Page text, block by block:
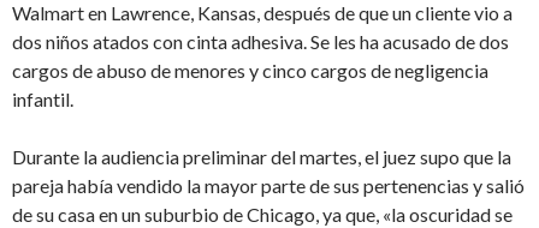
Walmart en Lawrence, Kansas, después de que un cliente vio a
dos niños atados con cinta adhesiva. Se les ha acusado de dos
cargos de abuso de menores y cinco cargos de negligencia
infantil.
Durante la audiencia preliminar del martes, el juez supo que la
pareja había vendido la mayor parte de sus pertenencias y salió
de su casa en un suburbio de Chicago, ya que, «la oscuridad se